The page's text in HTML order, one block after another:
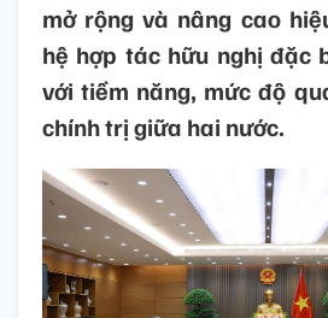
mở rộng và nâng cao
hệ hợp tác hữu nghị đặc
với tiềm năng, mức độ
chính trị giữa hai nước.